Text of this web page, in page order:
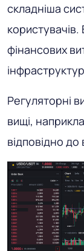
складніша
фінансових
Регуляторні
вищі,
відповідно до